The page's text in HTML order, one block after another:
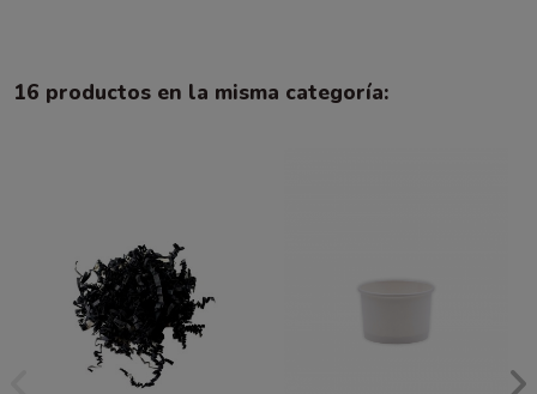
16 productos en la misma categoría: